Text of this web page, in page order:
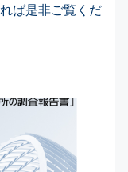
ば是非ご覧くだ